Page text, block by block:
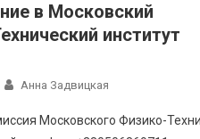
в Московский
институт
Анна Задвицкая
Московского Физико-